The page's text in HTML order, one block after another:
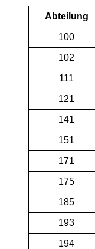
Abteilung
100
102
111
121
141
151
171
175
185
193
194